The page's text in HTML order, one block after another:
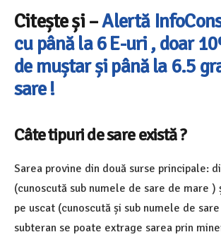
Citește și –Alertă
cu până la 6 E-uri , doar
de muștar și până la 6.5
sare !
Câte tipuri de sare există ?
Sarea provine din două surse principale:
(cunoscută sub numele de sare de mare
pe uscat (cunoscută și sub numele de
subteran se poate extrage sarea prin